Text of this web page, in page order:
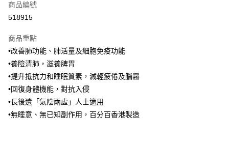
AlipayHK
WeChat Pay
送貨方式
順豐自助櫃
每筆HK$50.00，滿HK$350.00或以上免運費
商品編號
518915
商品重點
•改善肺功能、肺活量及細胞免疫功能
•養陰清肺，滋養脾胃
•提升抵抗力和睡眠質素，減輕疲倦及腦霧
•回復身體機能，對抗入侵
•長後遺「氣陰兩虛」人士適用
•無睡意、無已知副作用，百分百香港製造